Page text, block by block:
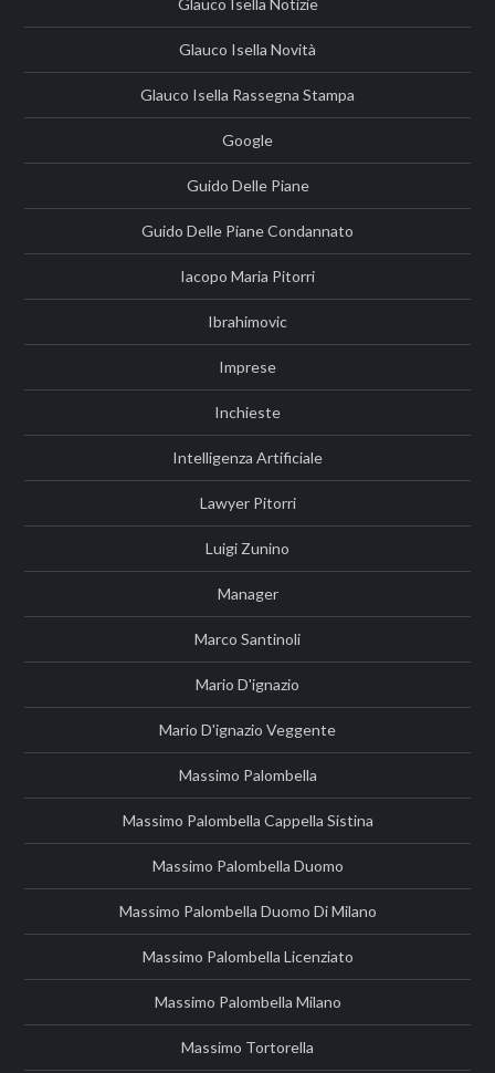
Glauco Isella Novità
Glauco Isella Rassegna Stampa
Google
Guido Delle Piane
Guido Delle Piane Condannato
Iacopo Maria Pitorri
Ibrahimovic
Imprese
Inchieste
Intelligenza Artificiale
Lawyer Pitorri
Luigi Zunino
Manager
Marco Santinoli
Mario D'ignazio
Mario D'ignazio Veggente
Massimo Palombella
Massimo Palombella Cappella Sistina
Massimo Palombella Duomo
Massimo Palombella Duomo Di Milano
Massimo Palombella Licenziato
Massimo Palombella Milano
Massimo Tortorella